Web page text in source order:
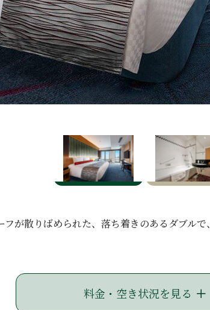
フが散りばめられた、 落ち着きのあるダブルで、
料金・空き状況を見る